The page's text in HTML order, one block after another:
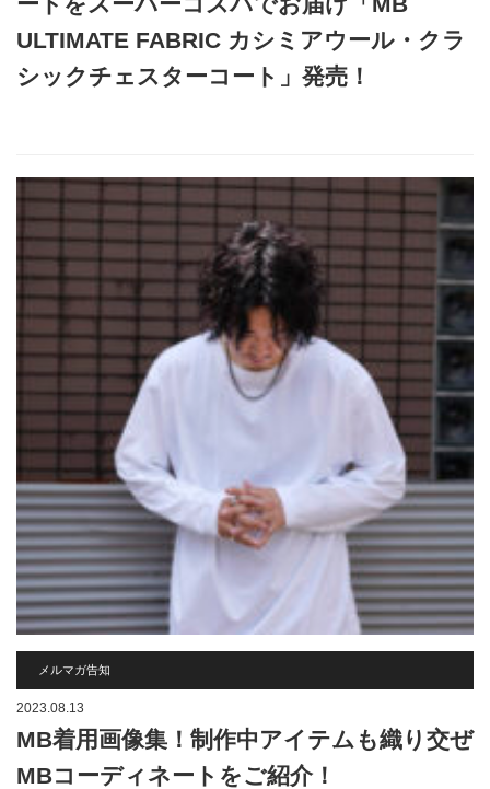
ULTIMATE FABRIC カシミアウール・クラ
シックチェスターコート」発売！
メルマガ告知
2023.08.13
MB着用画像集！制作中アイテムも織り交ぜ
MBコーディネートをご紹介！